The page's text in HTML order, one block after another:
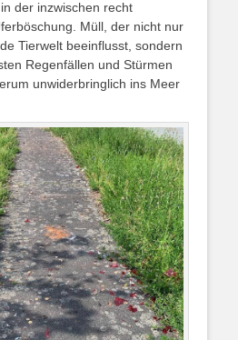
der inzwischen recht
Müll, der nicht nur
Tierwelt beeinflusst, sondern
Regenfällen und Stürmen
unwiderbringlich ins Meer